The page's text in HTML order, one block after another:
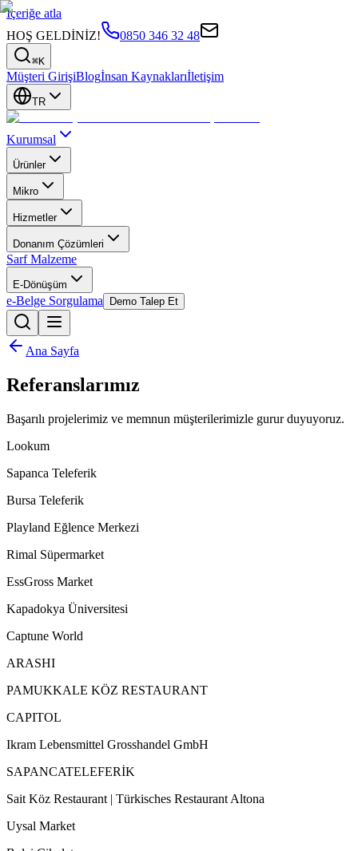
İçeriğe atla
HOŞ GELDİNİZ!
0850 346 32 48
⌘K
Müşteri GirişiBlogİnsan Kaynaklarıİletişim
TR
Kurumsal
Ürünler
Mikro
Hizmetler
Donanım Çözümleri
Sarf Malzeme
E-Dönüşüm
e-Belge Sorgulama Demo Talep Et
Ana Sayfa
Referanslarımız
Başarılı projelerimiz ve memnun müşterilerimizle gurur duyuyoruz.
Lookum
Sapanca Teleferik
Bursa Teleferik
Playland Eğlence Merkezi
Rimal Süpermarket
EssGross Market
Kapadokya Üniversitesi
Captune World
ARASHI
PAMUKKALE KÖZ RESTAURANT
CAPITOL
Ikram Lebensmittel Grosshandel GmbH
SAPANCATELEFERİK
Sait Köz Restaurant | Türkisches Restaurant Altona
Uysal Market